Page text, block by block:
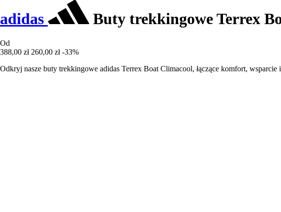
adidas Buty trekkingowe Terrex
Od
388,00 zł 260,00 zł -33%
Odkryj nasze buty trekkingowe adidas Terrex Boat Climacool, łączące komfort,